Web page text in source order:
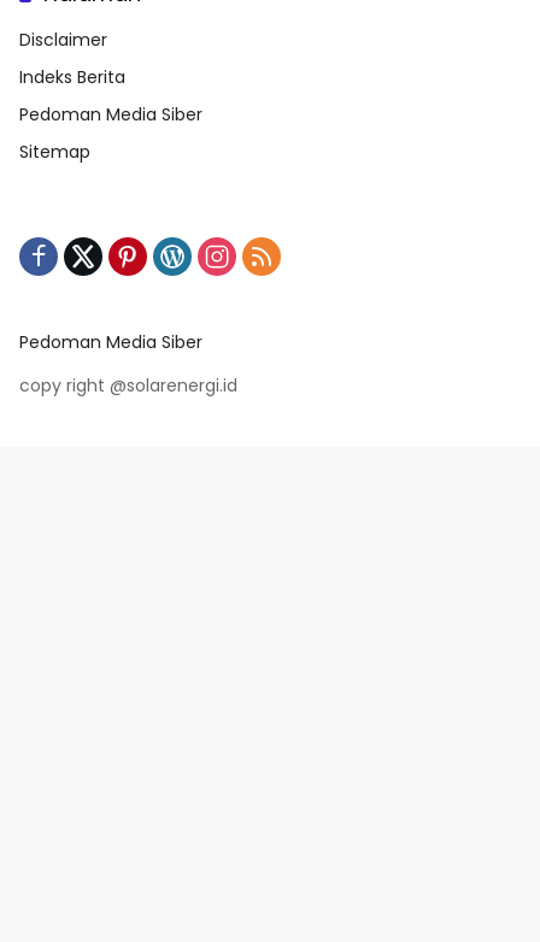
Disclaimer
Indeks Berita
Pedoman Media Siber
Sitemap
Pedoman Media Siber
copy right @solarenergi.id